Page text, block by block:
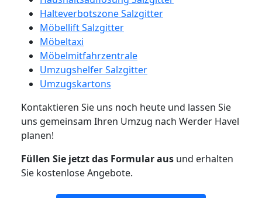
Halteverbotszone Salzgitter
Möbellift Salzgitter
Möbeltaxi
Möbelmitfahrzentrale
Umzugshelfer Salzgitter
Umzugskartons
Kontaktieren Sie uns noch heute und lassen Sie
uns gemeinsam Ihren Umzug nach Werder Havel
planen!
Füllen Sie jetzt das Formular aus und erhalten
Sie kostenlose Angebote.